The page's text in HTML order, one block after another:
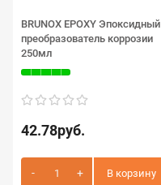
BRUNOX EPOXY Эпоксидный
преобразователь коррозии
250мл
42.78руб.
В корзину